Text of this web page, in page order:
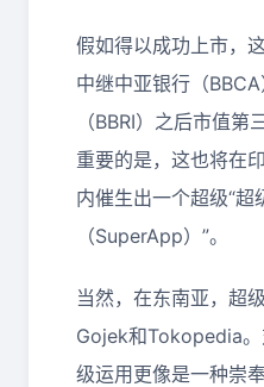
假如得以成功上市，
中继中亚银行（
（BBRI）之后市值
重要的是，这也将在
内催生出一个超级“超
（SuperApp）”。
当然，在东南亚，超
Gojek和Tokopedia
级运用更像是一种崇